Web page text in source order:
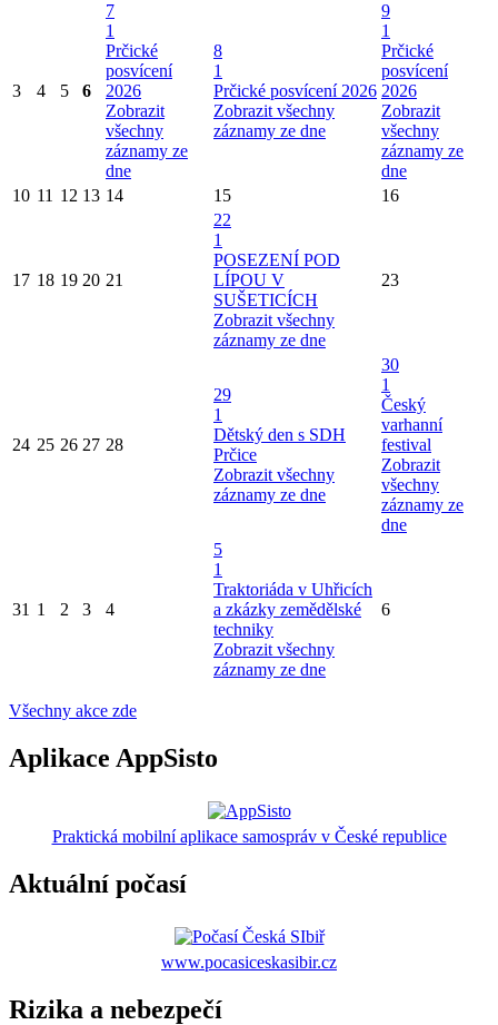
3 4 5 6
7
1
Prčické
posvícení
2026
Zobrazit
všechny
záznamy ze
dne
8
1
Prčické posvícení 2026
Zobrazit všechny
záznamy ze dne
9
1
Prčické
posvícení
2026
Zobrazit
všechny
záznamy ze
dne
10 11 12 13 14 15 16
17 18 19 20 21
22
1
POSEZENÍ POD
LÍPOU V
SUŠETICÍCH
Zobrazit všechny
záznamy ze dne
23
24 25 26 27 28
29
1
Dětský den s SDH
Prčice
Zobrazit všechny
záznamy ze dne
30
1
Český
varhanní
festival
Zobrazit
všechny
záznamy ze
dne
31 1 2 3 4
5
1
Traktoriáda v Uhřicích
a zkázky zemědělské
techniky
Zobrazit všechny
záznamy ze dne
6
Všechny akce zde
Aplikace AppSisto
Praktická mobilní aplikace samospráv v České republice
Aktuální počasí
www.pocasiceskasibir.cz
Rizika a nebezpečí